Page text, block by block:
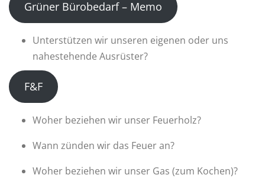
Grüner Bürobedarf – Memo
Unterstützen wir unseren eigenen oder uns
nahestehende Ausrüster?
F&F
Woher beziehen wir unser Feuerholz?
Wann zünden wir das Feuer an?
Woher beziehen wir unser Gas (zum Kochen)?